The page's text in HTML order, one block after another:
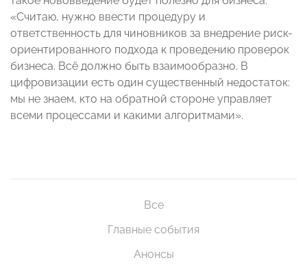
«Считаю, нужно ввести процедуру и
ответственность для чиновников за внедрение риск-
ориентированного подхода к проведению проверок
бизнеса. Всё должно быть взаимообразно. В
цифровизации есть один существенный недостаток:
мы не знаем, кто на обратной стороне управляет
всеми процессами и какими алгоритмами».
Все
Главные события
Анонсы